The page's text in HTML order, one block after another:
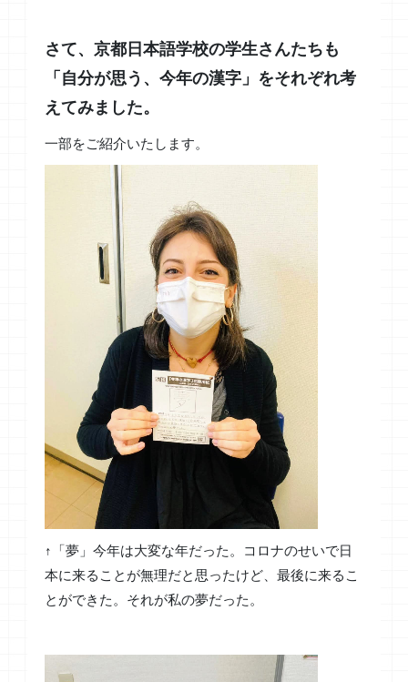
さて、京都日本語学校の学生さんたちも
「自分が思う、今年の漢字」をそれぞれ考
えてみました。
一部をご紹介いたします。
↑「夢」今年は大変な年だった。コロナのせいで日
本に来ることが無理だと思ったけど、最後に来るこ
とができた。それが私の夢だった。